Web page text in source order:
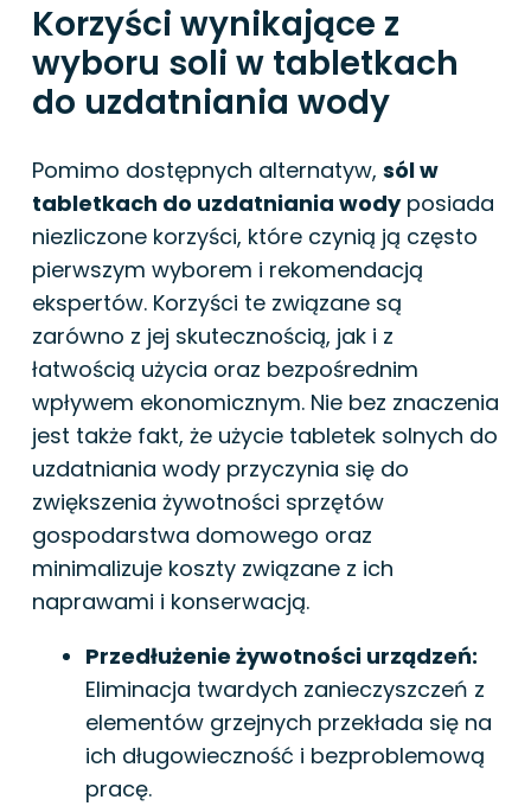
Korzyści wynikające z
wyboru soli w tabletkach
do uzdatniania wody
Pomimo dostępnych alternatyw, sól w
tabletkach do uzdatniania wodyposiada
niezliczone korzyści, które czynią ją często
pierwszym wyborem i rekomendacją
ekspertów. Korzyści te związane są
zarówno z jej skutecznością, jak i z
łatwością użycia oraz bezpośrednim
wpływem ekonomicznym. Nie bez znaczenia
jest także fakt, że użycie tabletek solnych do
uzdatniania wody przyczynia się do
zwiększenia żywotności sprzętów
gospodarstwa domowego oraz
minimalizuje koszty związane z ich
naprawami i konserwacją.
Przedłużenie żywotności urządzeń:
Eliminacja twardych zanieczyszczeń z
elementów grzejnych przekłada się na
ich długowieczność i bezproblemową
pracę.